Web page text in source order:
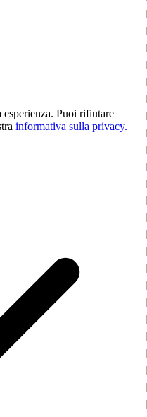
Puoi rifiutare
informativa sulla privacy.